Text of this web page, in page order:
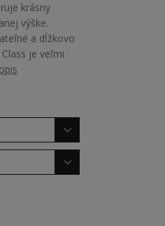
krásny
výške.
a dĺžkovo
je veľmi